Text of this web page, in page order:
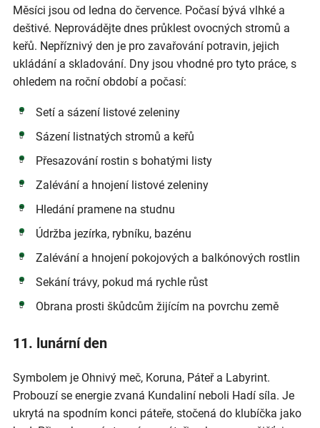
Měsíci jsou od ledna do července. Počasí bývá vlhké a
deštivé. Neprovádějte dnes průklest ovocných stromů a
keřů. Nepříznivý den je pro zavařování potravin, jejich
ukládání a skladování. Dny jsou vhodné pro tyto práce, s
ohledem na roční období a počasí:
Setí a sázení listové zeleniny
Sázení listnatých stromů a keřů
Přesazování rostin s bohatými listy
Zalévání a hnojení listové zeleniny
Hledání pramene na studnu
Údržba jezírka, rybníku, bazénu
Zalévání a hnojení pokojových a balkónových rostlin
Sekání trávy, pokud má rychle růst
Obrana prosti škůdcům žijícím na povrchu země
11. lunární den
Symbolem je Ohnivý meč, Koruna, Páteř a Labyrint.
Probouzí se energie zvaná Kundaliní neboli Hadí síla. Je
ukrytá na spodním konci páteře, stočená do klubíčka jako